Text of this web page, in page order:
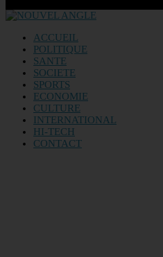
ACCUEIL
POLITIQUE
SANTE
SOCIETE
SPORTS
ECONOMIE
CULTURE
INTERNATIONAL
HI-TECH
CONTACT